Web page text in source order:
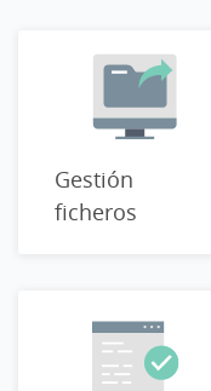
Gestión
ficheros